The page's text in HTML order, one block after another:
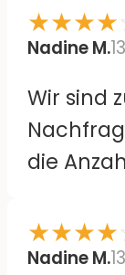
leicht
und
große
es
wären.
★★★★
Nadine M.
Wir sind
die
Bisher
★★★★
Nadine M.